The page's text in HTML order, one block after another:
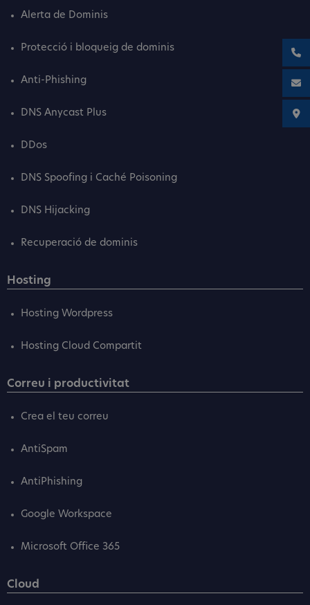
Alerta de Dominis
Protecció i bloqueig de dominis
Anti-Phishing
DNS Anycast Plus
DDos
DNS Spoofing i Caché Poisoning
DNS Hijacking
Recuperació de dominis
Hosting
Hosting Wordpress
Hosting Cloud Compartit
Correu i productivitat
Crea el teu correu
AntiSpam
AntiPhishing
Google Workspace
Microsoft Office 365
Cloud